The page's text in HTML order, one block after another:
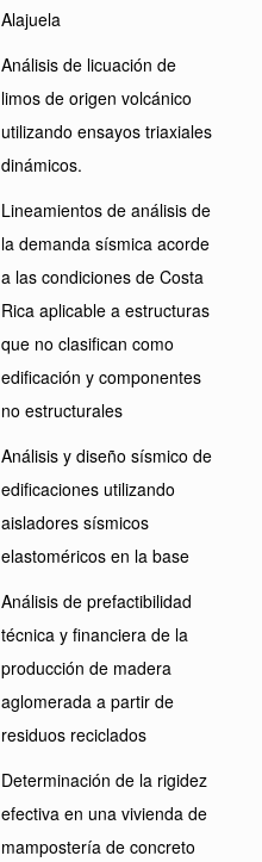
Alajuela
Análisis de licuación de
limos de origen volcánico
utilizando ensayos triaxiales
dinámicos.
Lineamientos de análisis de
la demanda sísmica acorde
a las condiciones de Costa
Rica aplicable a estructuras
que no clasifican como
edificación y componentes
no estructurales
Análisis y diseño sísmico de
edificaciones utilizando
aisladores sísmicos
elastoméricos en la base
Análisis de prefactibilidad
técnica y financiera de la
producción de madera
aglomerada a partir de
residuos reciclados
Determinación de la rigidez
efectiva en una vivienda de
mampostería de concreto